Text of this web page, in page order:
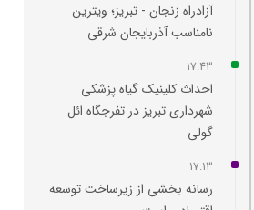
آزادراه زنجان - تبریز؛ ویترین
نامناسب آذربایجان شرقی
17:43
احداث کلینیک گیاه‌ پزشکی
شهرداری تبریز در تفرجگاه ائل‌
گولی
17:13
رسانه بخشی از زیرساخت توسعه